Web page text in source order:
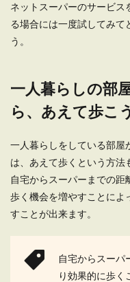
ネットスーパーのサービ
る場合には一度試してみて
う。
一人暮らしの部
ら、あえて歩こう
一人暮らしをしている部屋
は、あえて歩くという方法
自宅からスーパーまでの
歩く機会を増やすことによ
すことが出来ます。
自宅からスーパ
り効果的に歩く